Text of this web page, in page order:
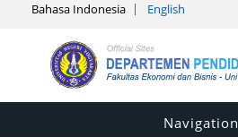
Bahasa Indonesia English
Navigation